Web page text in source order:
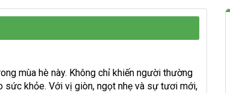
mùa hè này. Không chỉ khiến người thường
khỏe. Với vị giòn, ngọt nhẹ và sự tươi mới,